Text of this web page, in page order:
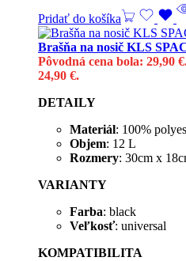
Pridať do košíka
Brašňa na nosič KLS
Pôvodná cena bola: 29,90
24,90 €.
DETAILY
Materiál: 100%
Objem: 12 L
Rozmery: 30cm x
VARIANTY
Farba: black
Veľkosť: universal
KOMPATIBILITA